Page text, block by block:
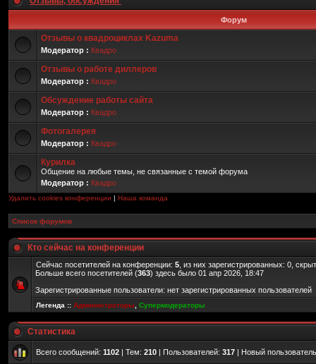
Форум
Отзывы о квадроциклах Kazuma
Модератор : Квадро
Отзывы о работе диллеров
Модератор : Квадро
Обсуждение работы сайта
Модератор : Квадро
Фотогалерея
Модератор : Квадро
Курилка
Общение на любые темы, не связанные с темой форума
Модератор : Квадро
Удалить cookies конференции | Наша команда
Список форумов
Кто сейчас на конференции
Сейчас посетителей на конференции: 5 , из них зарегистрированных: 0,
Больше всего посетителей (363) здесь было 01 апр 2026, 18:47
Зарегистрированные пользователи: нет зарегистрированных пользователей
Легенда :: Администраторы Супермодераторы
Статистика
Всего сообщений: 1102 | Тем: 210 | Пользователей: 317 | Новый